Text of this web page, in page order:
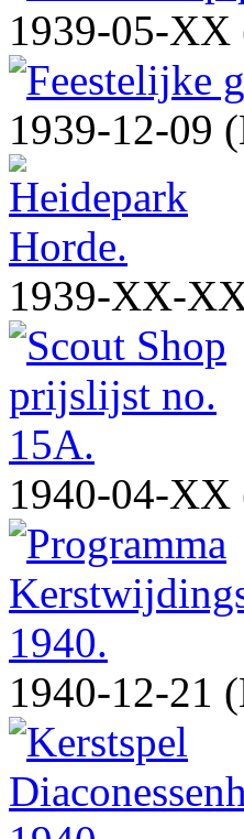
1939-05-XX
1939-12-09
1939-XX-
1940-04-XX
1940-12-21